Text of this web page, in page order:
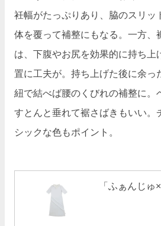
衽幅がたっぷりあり、脇のスリッ
体を覆って補整にもなる。一方、
は、下腹やお尻を効果的に持ち上
置に工夫が。持ち上げた後に余っ
紐で結べば腰のくびれの補整に。
すとんと垂れて裾さばきもいい。
シックな色もポイント。
「ふぁんじ